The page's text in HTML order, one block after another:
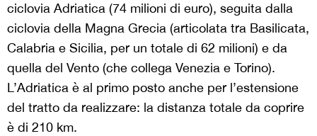
ciclovia Adriatica (74 milioni di euro), seguita dalla
ciclovia della Magna Grecia (articolata tra Basilicata,
Calabria e Sicilia, per un totale di 62 milioni) e da
quella del Vento (che collega Venezia e Torino).
L’Adriatica è al primo posto anche per l’estensione
del tratto da realizzare: la distanza totale da coprire
è di 210 km.